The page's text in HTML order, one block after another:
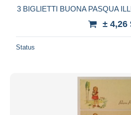
3 BIGLIETTI BUONA PASQUA
± 4,26
Status